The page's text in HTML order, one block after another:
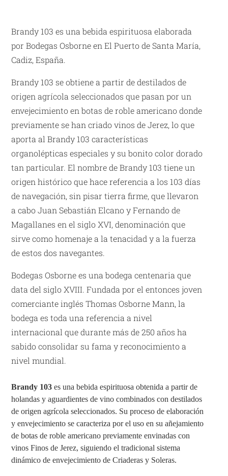
Brandy 103 es una bebida espirituosa elaborada
por Bodegas Osborne en El Puerto de Santa María,
Cadiz, España.
Brandy 103 se obtiene a partir de destilados de
origen agrícola seleccionados que pasan por un
envejecimiento en botas de roble americano donde
previamente se han criado vinos de Jerez, lo que
aporta al Brandy 103 características
organolépticas especiales y su bonito color dorado
tan particular. El nombre de Brandy 103 tiene un
origen histórico que hace referencia a los 103 días
de navegación, sin pisar tierra firme, que llevaron
a cabo Juan Sebastián Elcano y Fernando de
Magallanes en el siglo XVI, denominación que
sirve como homenaje a la tenacidad y a la fuerza
de estos dos navegantes.
Bodegas Osborne es una bodega centenaria que
data del siglo XVIII. Fundada por el entonces joven
comerciante inglés Thomas Osborne Mann, la
bodega es toda una referencia a nivel
internacional que durante más de 250 años ha
sabido consolidar su fama y reconocimiento a
nivel mundial.
Brandy 103 es una bebida espirituosa obtenida a partir de
holandas y aguardientes de vino combinados con destilados
de origen agrícola seleccionados. Su proceso de elaboración
y envejecimiento se caracteriza por el uso en su añejamiento
de botas de roble americano previamente envinadas con
vinos Finos de Jerez, siguiendo el tradicional sistema
dinámico de envejecimiento de Criaderas y Soleras.